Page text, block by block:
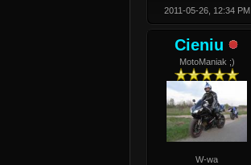
2011-05-26, 12:34 PM
Cieniu
MotoManiak ;)
W-wa